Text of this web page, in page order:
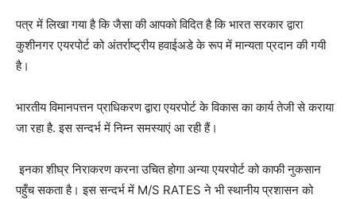
पत्र में लिखा गया है कि जैसा की आपको विदित है कि भारत सरकार द्वारा
कुशीनगर एयरपोर्ट को अंतर्राष्ट्रीय हवाईअडे के रूप में मान्यता प्रदान की गयी
है।
भारतीय विमानपत्तन प्राधिकरण द्वारा एयरपोर्ट के विकास का कार्य तेजी से कराया
जा रहा है. इस सन्दर्भ में निम्न समस्याएं आ रही हैं।
इनका शीघ्र निराकरण करना उचित होगा अन्या एयरपोर्ट को काफी नुकसान
पहुँच सकता है। इस सन्दर्भ में M/S RATES ने भी स्थानीय प्रशासन को